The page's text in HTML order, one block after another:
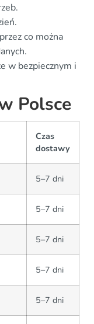
co można
w bezpiecznym i
Polsce
Czas
dostawy
5–7 dni
5–7 dni
5–7 dni
5–7 dni
5–7 dni